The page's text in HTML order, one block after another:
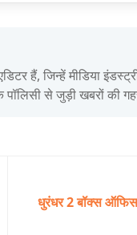
हैं, जिन्हें मीडिया
पॉलिसी से जुड़ी खबरों की
धुरंधर 2 बॉक्स